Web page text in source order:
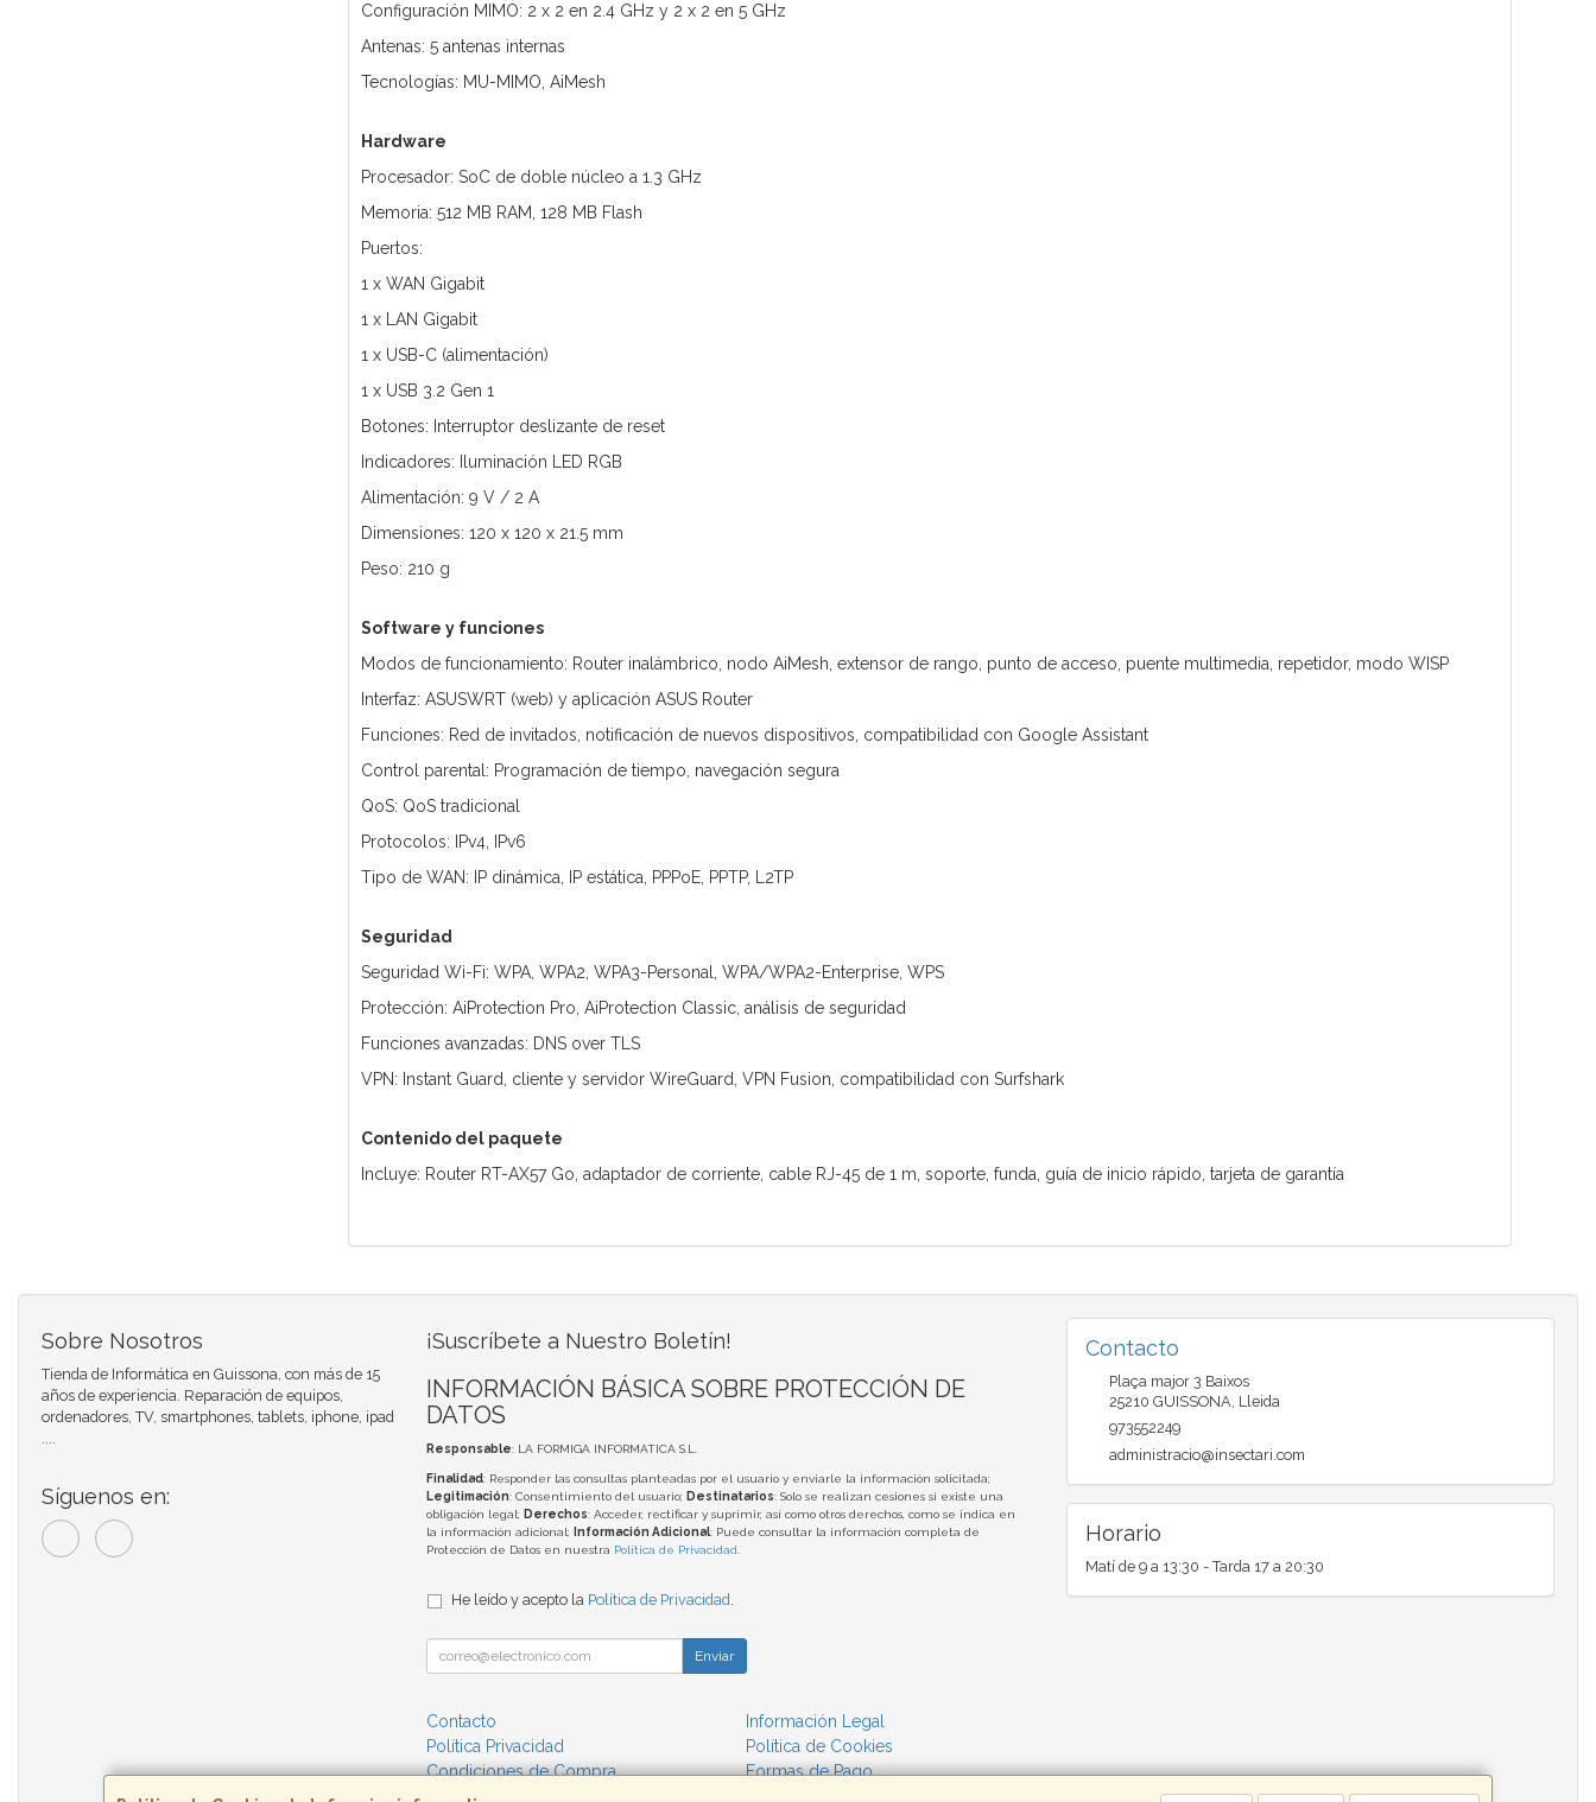
Configuración MIMO: 2 x 2 en 2.4 GHz y 2 x 2 en 5 GHz
Antenas: 5 antenas internas
Tecnologías: MU-MIMO, AiMesh
Hardware
Procesador: SoC de doble núcleo a 1.3 GHz
Memoria: 512 MB RAM, 128 MB Flash
Puertos:
1 x WAN Gigabit
1 x LAN Gigabit
1 x USB-C (alimentación)
1 x USB 3.2 Gen 1
Botones: Interruptor deslizante de reset
Indicadores: Iluminación LED RGB
Alimentación: 9 V / 2 A
Dimensiones: 120 x 120 x 21.5 mm
Peso: 210 g
Software y funciones
Modos de funcionamiento: Router inalámbrico, nodo AiMesh, extensor de rango, punto de acceso, puente multimedia, repetidor, modo WISP
Interfaz: ASUSWRT (web) y aplicación ASUS Router
Funciones: Red de invitados, notificación de nuevos dispositivos, compatibilidad con Google Assistant
Control parental: Programación de tiempo, navegación segura
QoS: QoS tradicional
Protocolos: IPv4, IPv6
Tipo de WAN: IP dinámica, IP estática, PPPoE, PPTP, L2TP
Seguridad
Seguridad Wi-Fi: WPA, WPA2, WPA3-Personal, WPA/WPA2-Enterprise, WPS
Protección: AiProtection Pro, AiProtection Classic, análisis de seguridad
Funciones avanzadas: DNS over TLS
VPN: Instant Guard, cliente y servidor WireGuard, VPN Fusion, compatibilidad con Surfshark
Contenido del paquete
Incluye: Router RT-AX57 Go, adaptador de corriente, cable RJ-45 de 1 m, soporte, funda, guía de inicio rápido, tarjeta de garantía
Sobre Nosotros
Tienda de Informática en Guissona, con más de 15
años de experiencia. Reparación de equipos,
ordenadores, TV, smartphones, tablets, iphone, ipad
....
Síguenos en:
¡Suscríbete a Nuestro Boletín!
INFORMACIÓN BÁSICA SOBRE PROTECCIÓN DE
DATOS
Responsable: LA FORMIGA INFORMATICA S.L.
Finalidad: Responder las consultas planteadas por el usuario y enviarle la información solicitada;
Legitimación: Consentimiento del usuario; Destinatarios: Solo se realizan cesiones si existe una
obligación legal; Derechos: Acceder, rectificar y suprimir, así como otros derechos, como se indica en
la información adicional;
Información Adicional: Puede consultar la información completa de
Protección de Datos en nuestra Política de Privacidad.
He leído y acepto la Política de Privacidad.
Enviar
Contacto
Información Legal
Política Privacidad
Política de Cookies
Condiciones de Compra
Formas de Pago
Contacto
Plaça major 3 Baixos
25210 GUISSONA, Lleida
973552249
administracio@insectari.com
Horario
Matí de 9 a 13:30 - Tarda 17 a 20:30